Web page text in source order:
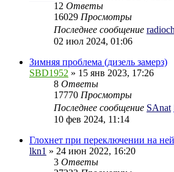
12 Ответы
16029 Просмотры
Последнее сообщение
02 июл 2024, 01:06
Зимняя проблема (дизель замерз)
SBD1952 » 15 янв 2023, 17:26
8 Ответы
17770 Просмотры
Последнее сообщение SAnat
10 фев 2024, 11:14
Глохнет при переключении на
lkn1 » 24 июн 2022, 16:20
3 Ответы